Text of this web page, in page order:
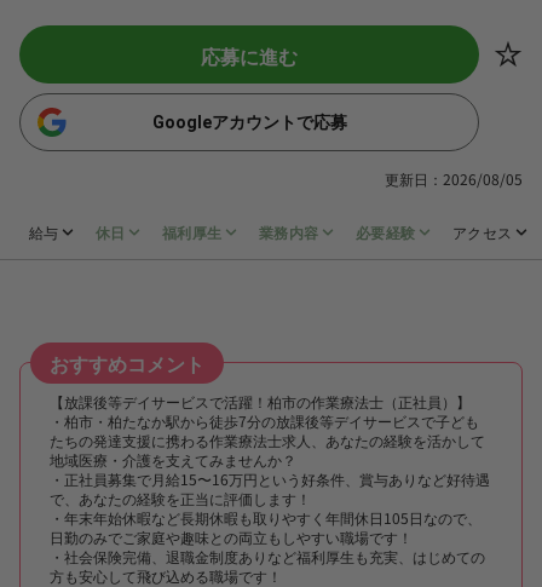
応募に進む
Googleアカウントで応募
更新日：2026/08/05
給与 休日 福利厚生 業務内容 必要経験 アクセス
おすすめコメント
【放課後等デイサービスで活躍！柏市の作業療法士（正社員）】
・柏市・柏たなか駅から徒歩7分の放課後等デイサービスで子ども
たちの発達支援に携わる作業療法士求人、あなたの経験を活かして
地域医療・介護を支えてみませんか？
・正社員募集で月給15〜16万円という好条件、賞与ありなど好待遇
で、あなたの経験を正当に評価します！
・年末年始休暇など長期休暇も取りやすく年間休日105日なので、
日勤のみでご家庭や趣味との両立もしやすい職場です！
・社会保険完備、退職金制度ありなど福利厚生も充実、はじめての
方も安心して飛び込める職場です！